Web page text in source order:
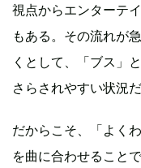
視点からエンターテ
もある。その流れが
くとして、「ブス」
さらされやすい状況
だからこそ、「よく
を曲に合わせること